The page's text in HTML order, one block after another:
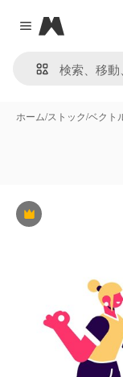
Close menu
Magnific
ホーム/ストック/ベクト
Premium